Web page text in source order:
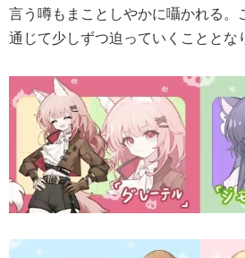
言う噂もまことしやかに囁かれる。
通じて少しずつ迫っていくこととな